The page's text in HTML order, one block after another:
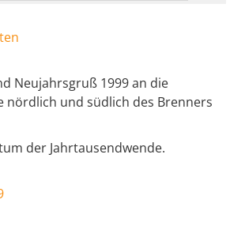
Neujahrsgruß 1999 an die
nördlich und südlich des Brenners
der Jahrtausendwende.